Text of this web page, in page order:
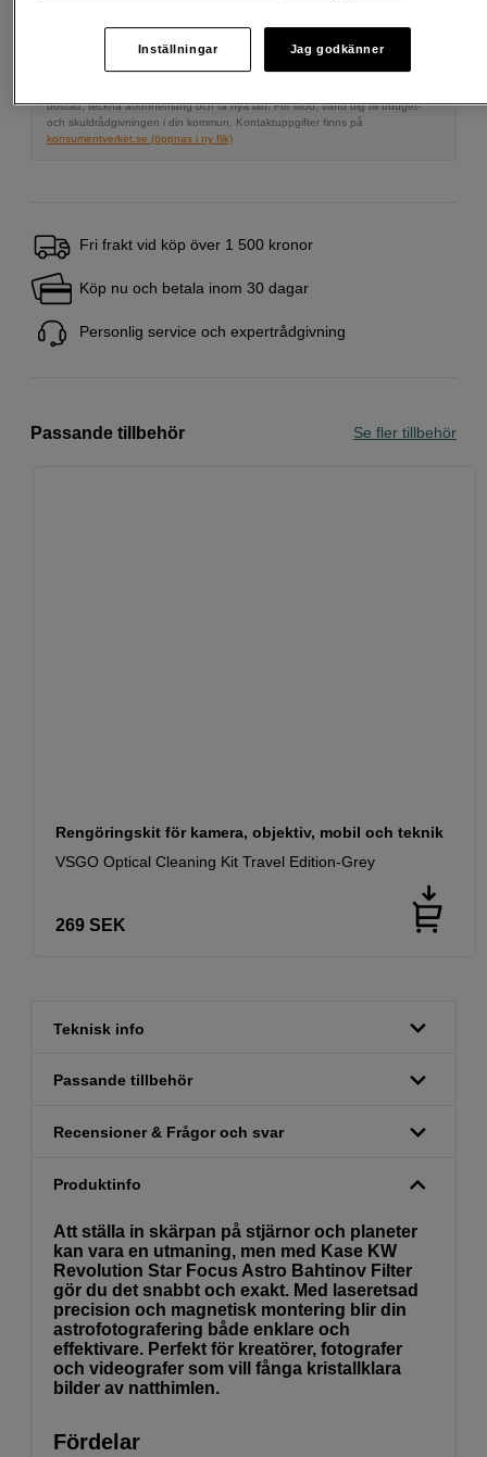
Att låna kostar pengar! Om du inte kan betala tillbaka skulden i tid
bostad, teckna abonnemang och få nya lån. För stöd, vänd dig till budget-
och skuldrådgivningen i din kommun. Kontaktuppgifter finns på
konsumentverket.se (öppnas i ny flik)
Fri frakt vid köp över 1 500 kronor
Köp nu och betala inom 30 dagar
Personlig service och expertrådgivning
Passande tillbehör Se fler tillbehör
Rengöringskit för kamera, objektiv, mobil och teknik
VSGO Optical Cleaning Kit Travel Edition-Grey
269 SEK
Teknisk info
Passande tillbehör
Recensioner & Frågor och svar
Produktinfo
Att ställa in skärpan på stjärnor och planeter
kan vara en utmaning, men med Kase KW
Revolution Star Focus Astro Bahtinov Filter
gör du det snabbt och exakt. Med laseretsad
precision och magnetisk montering blir din
astrofotografering både enklare och
effektivare. Perfekt för kreatörer, fotografer
och videografer som vill fånga kristallklara
bilder av natthimlen.
Fördelar
Inställningar Jag godkänner